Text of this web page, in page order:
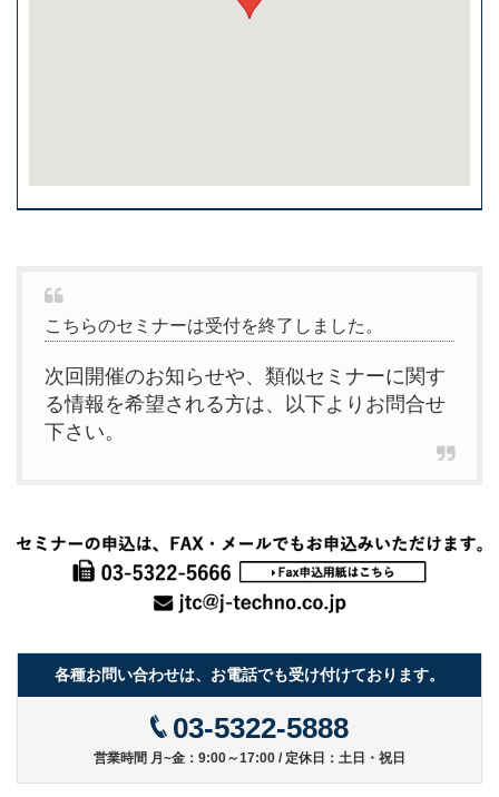
こちらのセミナーは受付を終了しました。
次回開催のお知らせや、類似セミナーに関す
る情報を希望される方は、以下よりお問合せ
下さい。
各種お問い合わせは、お電話でも受け付けております。
03-5322-5888
営業時間 月~金：9:00～17:00 / 定休日：土日・祝日